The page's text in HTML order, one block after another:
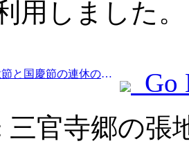
用しました。
Prev:上海では中秋節と国慶節の連休の最初の4日間で1,511万人を超える観光客が訪れ、前年比20%以上増加した。
Go
三官寺郷の張